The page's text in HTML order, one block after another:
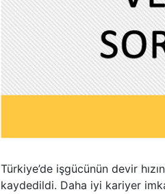
Türkiye’de işgücünün devir
kaydedildi. Daha iyi kariyer